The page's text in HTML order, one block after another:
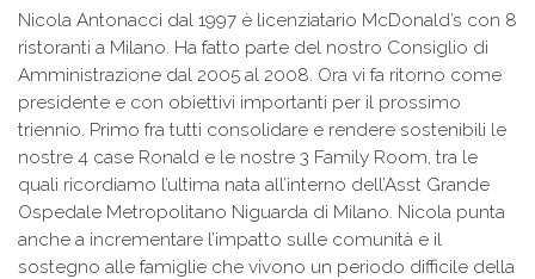
Nicola Antonacci dal 1997 è licenziatario McDonald’s con 8
ristoranti a Milano. Ha fatto parte del nostro Consiglio di
Amministrazione dal 2005 al 2008. Ora vi fa ritorno come
presidente e con obiettivi importanti per il prossimo
triennio. Primo fra tutti consolidare e rendere sostenibili le
nostre 4 case Ronald e le nostre 3 Family Room, tra le
quali ricordiamo l’ultima nata all’interno dell’Asst Grande
Ospedale Metropolitano Niguarda di Milano. Nicola punta
anche a incrementare l’impatto sulle comunità e il
sostegno alle famiglie che vivono un periodo difficile della